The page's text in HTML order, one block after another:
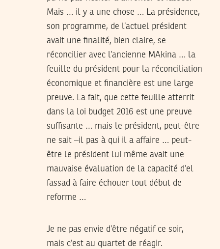
Mais … il y a une chose … La présidence,
son programme, de l’actuel président
avait une finalité, bien claire, se
réconcilier avec l’ancienne MAkina … la
feuille du président pour la réconciliation
économique et financière est une large
preuve. La fait, que cette feuille atterrit
dans la loi budget 2016 est une preuve
suffisante … mais le président, peut-être
ne sait –il pas à qui il a affaire … peut-
être le président lui même avait une
mauvaise évaluation de la capacité d’el
fassad à faire échouer tout début de
reforme …
Je ne pas envie d’être négatif ce soir,
mais c’est au quartet de réagir.